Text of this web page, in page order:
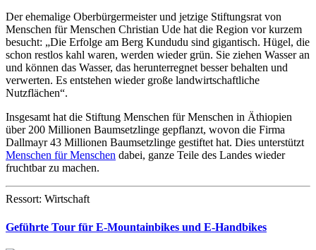
Der ehemalige Oberbürgermeister und jetzige Stiftungsrat von
Menschen für Menschen Christian Ude hat die Region vor kurzem
besucht: „Die Erfolge am Berg Kundudu sind gigantisch. Hügel, die
schon restlos kahl waren, werden wieder grün. Sie ziehen Wasser an
und können das Wasser, das herunterregnet besser behalten und
verwerten. Es entstehen wieder große landwirtschaftliche
Nutzflächen“.
Insgesamt hat die Stiftung Menschen für Menschen in Äthiopien
über 200 Millionen Baumsetzlinge gepflanzt, wovon die Firma
Dallmayr 43 Millionen Baumsetzlinge gestiftet hat. Dies unterstützt
Menschen für Menschen dabei, ganze Teile des Landes wieder
fruchtbar zu machen.
Ressort: Wirtschaft
Geführte Tour für E-Mountainbikes und E-Handbikes